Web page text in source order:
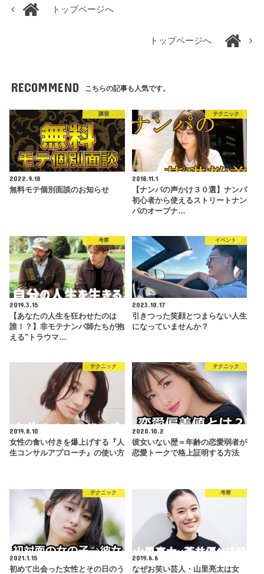
トップページへ
トップページへ
RECOMMEND こちらの記事も人気です。
講習
2022.9.18
無料モテ個別面談のお知らせ
テクニック
2018.11.1
【ナンパの声かけ３０選】ナンパ
初心者から使えるストリートナン
パのオープナ…
考察
2019.3.15
【あなたの人生を狂わせたのは
誰！？】非モテナンパ師たちが抱
える"トラウマ…
イベント
2023.10.17
引きつった笑顔とつまらない人生
になっていませんか？
テクニック
2019.8.10
女性の食い付きを爆上げする『人
生コンサルアプローチ』の使い方
テクニック
2020.10.2
彼女いない歴＝年齢の恋愛弱者が
恋愛トークで格上証明する方法
テクニック
2021.1.15
初めて出会った女性とその日のう
考察
2019.6.6
なぜお笑い芸人・山里亮太は女